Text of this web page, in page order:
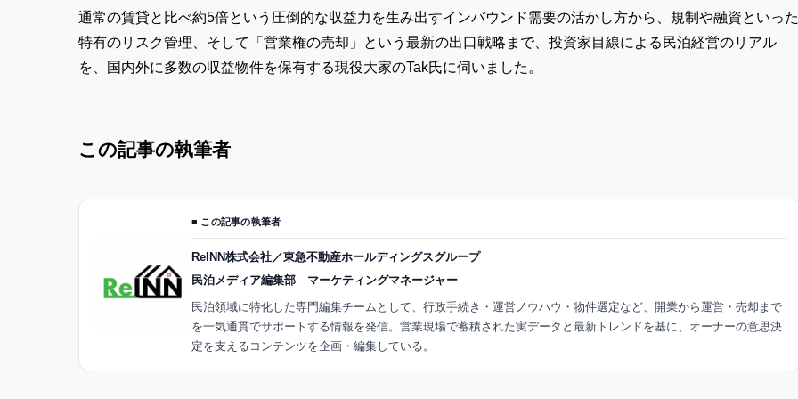
通常の賃貸と比べ約5倍という圧倒的な収益力を生み出すインバウンド需要の活かし方から、規制や融資といった
特有のリスク管理、そして「営業権の売却」という最新の出口戦略まで、投資家目線による民泊経営のリアル
を、国内外に多数の収益物件を保有する現役大家のTak氏に伺いました。
この記事の執筆者
■ この記事の執筆者
ReINN株式会社／東急不動産ホールディングスグループ
民泊メディア編集部 マーケティングマネージャー
民泊領域に特化した専門編集チームとして、行政手続き・運営ノウハウ・物件選定など、開業から運営・売却まで
を一気通貫でサポートする情報を発信。営業現場で蓄積された実データと最新トレンドを基に、オーナーの意思決
定を支えるコンテンツを企画・編集している。